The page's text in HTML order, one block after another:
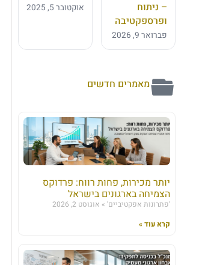
– ניתוח
ופרספקטיבה
פברואר 9, 2026
אוקטובר 5, 2025
מאמרים חדשים
יותר מכירות, פחות רווח: פרדוקס
הצמיחה בארגונים בישראל
'פתרונות אפקטיביים'
אוגוסט 2, 2026
קרא עוד »